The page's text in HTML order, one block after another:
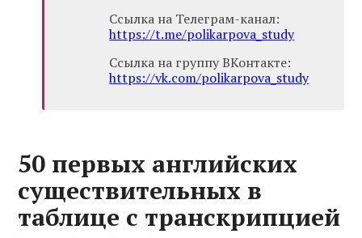
Ссылка на Телеграм-канал:
https://t.me/polikarpova_study
Ссылка на группу ВКонтакте:
https://vk.com/polikarpova_study
50 первых английских
существительных в
таблице с транскрипцией